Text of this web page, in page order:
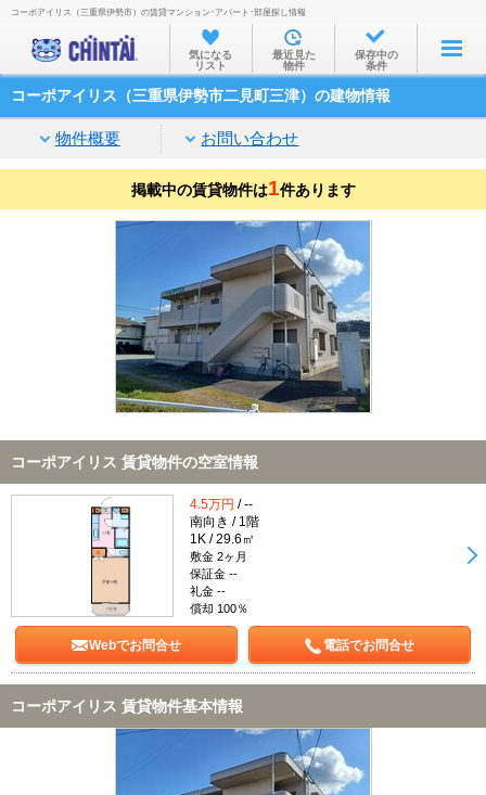
お部屋を探す
沿線・駅から
家賃相場から
通勤通学時間から
物件特集から
不動産会社から
TOP
コーポアイリス（三重県伊勢市）の賃貸マンション･アパート･部屋探し情報
気になる
リスト
最近見た
物件
保存中の
条件
コーポアイリス（三重県伊勢市二見町三津）の建物情報
物件概要 お問い合わせ
掲載中の賃貸物件は1件あります
コーポアイリス 賃貸物件の空室情報
4.5万円 / --
南向き / 1階
1K / 29.6㎡
敷金 2ヶ月
保証金 --
礼金 --
償却 100％
Webでお問合せ 電話でお問合せ
コーポアイリス 賃貸物件基本情報